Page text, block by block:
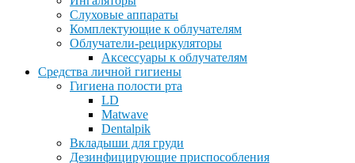
Слуховые аппараты
Комплектующие к облучателям
Облучатели-рециркуляторы
Аксессуары к облучателям
Средства личной гигиены
Гигиена полости рта
LD
Matwave
Dentalpik
Вкладыши для груди
Дезинфицирующие приспособления